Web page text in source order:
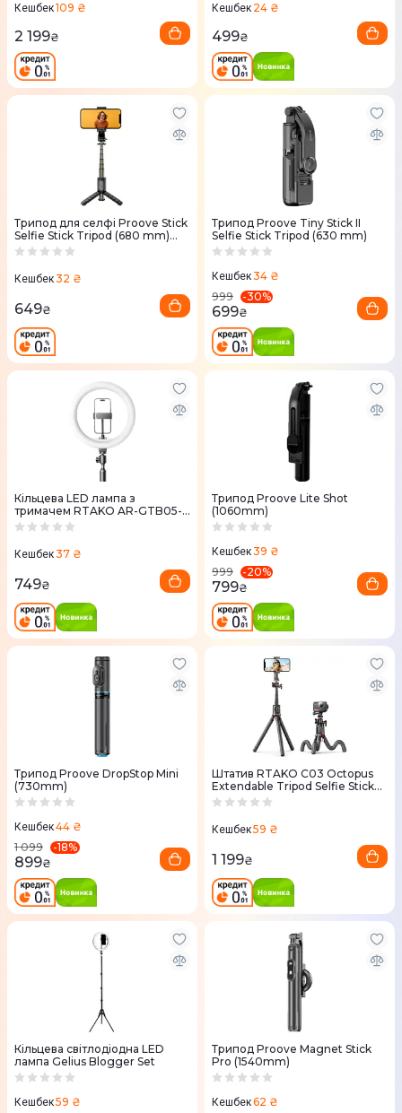
Кешбек109 ₴
2 199₴
Кешбек 24 ₴
499₴
Трипод для селфі Proove Stick
Selfie Stick Tripod (680 mm)
(black)
Кешбек32 ₴
649₴
Трипод Proove Tiny Stick II
Selfie Stick Tripod (630 mm)
Кешбек34 ₴
999
-30%
699₴
Кільцева LED лампа з
тримачем RTAKO AR-GTB05-
13 13" Ring light
Кешбек37 ₴
749₴
Трипод Proove Lite Shot
(1060mm)
Кешбек39 ₴
999
-20%
799₴
Трипод Proove DropStop Mini
(730mm)
Кешбек44 ₴
1 099
-18%
899₴
Штатив RTAKO C03 Octopus
Extendable Tripod Selfie Stick
(with Detachable Phone Holder)
Кешбек59 ₴
1 199₴
Кільцева світлодіодна LED
лампа Gelius Blogger Set
Кешбек59 ₴
Трипод Proove Magnet Stick
Pro (1540mm)
Кешбек62 ₴